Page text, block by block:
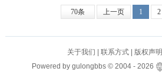
70条 上一页 1 2
关于我们 |联系方式 版权声明
Powered by gulongbbs ©2004 - 2026